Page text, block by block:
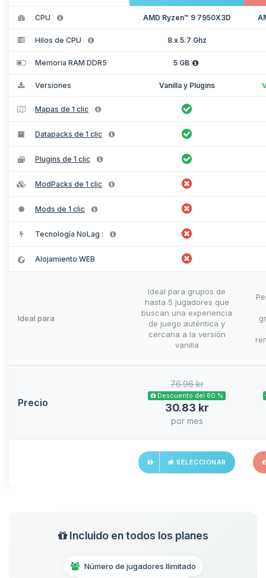
CPU AMD Ryzen™ 9 7950X3D
Hilos de CPU 8 x 5.7 Ghz
Memoria RAM DDR5 5 GB
Versiones Vanilla y Plugins
Mapas de 1 clic
Datapacks de 1 clic
Plugins de 1 clic
ModPacks de 1 clic
Mods de 1 clic
Tecnología NoLag :
Alojamiento WEB
Ideal para
Ideal para grupos de
hasta 5 jugadores que
buscan una experiencia
de juego auténtica y
cercana a la versión
vanilla
Precio
76.96 kr
Descuento del 60 %
30.83 kr
por mes
SELECCIONAR
Incluido en todos los planes
Número de jugadores Ilimitado